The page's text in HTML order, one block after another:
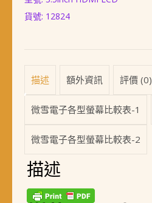
貨號: 12824
描述 額外資訊 評價 (0)
微雪電子各型螢幕比較表-1
微雪電子各型螢幕比較表-2
描述